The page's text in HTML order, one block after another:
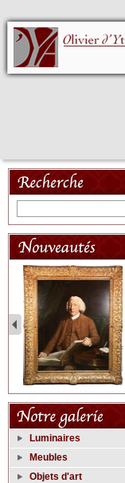
Luminaires
Meubles
Objets d'art